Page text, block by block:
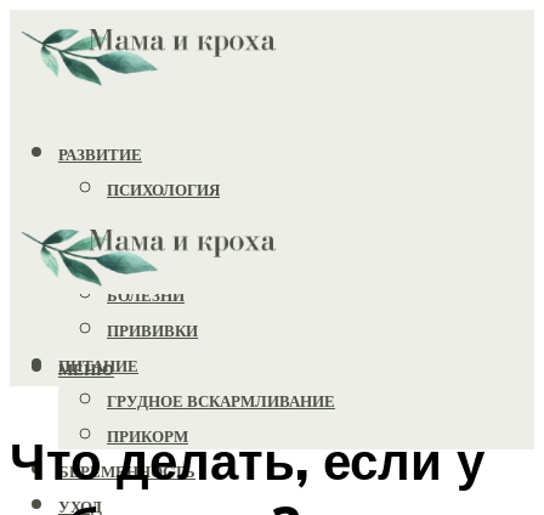
РАЗВИТИЕ
ПСИХОЛОГИЯ
ИГРУШКИ
ЗДОРОВЬЕ
БОЛЕЗНИ
ПРИВИВКИ
ПИТАНИЕ
ГРУДНОЕ ВСКАРМЛИВАНИЕ
ПРИКОРМ
БЕРЕМЕННОСТЬ
УХОД
МЕНЮ
Что делать, если у